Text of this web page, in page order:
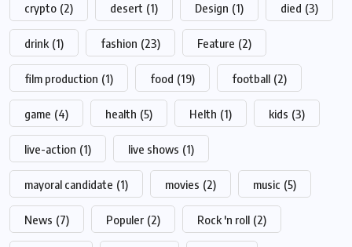
crypto (2) desert (1) Design (1) died (3)
drink (1) fashion (23) Feature (2)
film production (1) food (19) football (2)
game (4) health (5) Helth (1) kids (3)
live-action (1) live shows (1)
mayoral candidate (1) movies (2) music (5)
News (7) Populer (2) Rock 'n roll (2)